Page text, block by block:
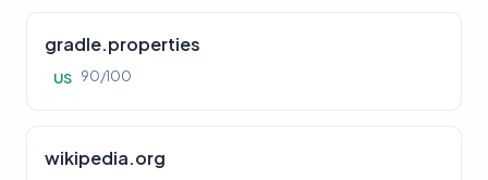
gradle.properties
US 90/100
wikipedia.org